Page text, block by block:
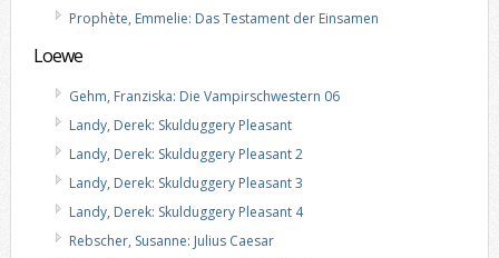
Prophète, Emmelie: Das Testament der Einsamen
Loewe
Gehm, Franziska: Die Vampirschwestern 06
Landy, Derek: Skulduggery Pleasant
Landy, Derek: Skulduggery Pleasant 2
Landy, Derek: Skulduggery Pleasant 3
Landy, Derek: Skulduggery Pleasant 4
Rebscher, Susanne: Julius Caesar